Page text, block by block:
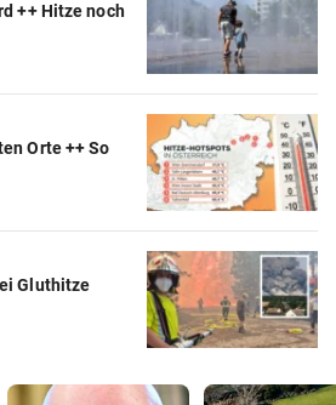
++ Hitze noch
Orte ++ So
Gluthitze